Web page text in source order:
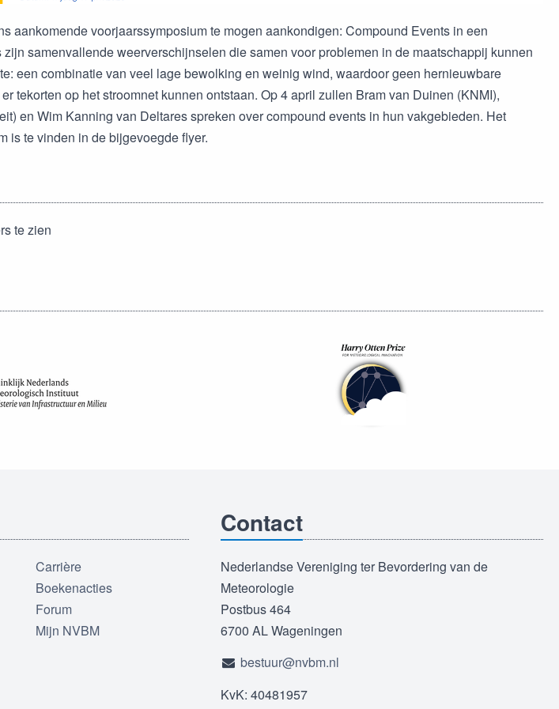
aankomende voorjaarssymposium te mogen aankondigen: Compound Events in een
samenvallende weerverschijnselen die samen voor problemen in de maatschappij kunnen
een combinatie van veel lage bewolking en weinig wind, waardoor geen hernieuwbare
tekorten op het stroomnet kunnen ontstaan. Op 4 april zullen Bram van Duinen (KNMI),
en Wim Kanning van Deltares spreken over compound events in hun vakgebieden. Het
is te vinden in de bijgevoegde flyer.
te zien
Carrière
Boekenacties
Forum
Mijn NVBM
Contact
Nederlandse Vereniging ter Bevordering van de
Meteorologie
Postbus 464
6700 AL Wageningen
bestuur@nvbm.nl
KvK: 40481957